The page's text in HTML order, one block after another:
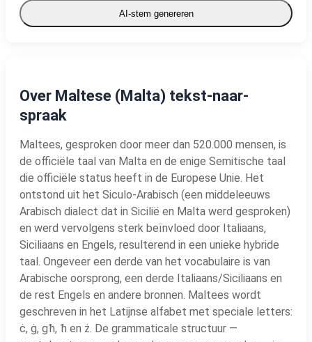
AI-stem genereren
Over Maltese (Malta) tekst-naar-
spraak
Maltees, gesproken door meer dan 520.000 mensen, is
de officiële taal van Malta en de enige Semitische taal
die officiële status heeft in de Europese Unie. Het
ontstond uit het Siculo-Arabisch (een middeleeuws
Arabisch dialect dat in Sicilië en Malta werd gesproken)
en werd vervolgens sterk beïnvloed door Italiaans,
Siciliaans en Engels, resulterend in een unieke hybride
taal. Ongeveer een derde van het vocabulaire is van
Arabische oorsprong, een derde Italiaans/Siciliaans en
de rest Engels en andere bronnen. Maltees wordt
geschreven in het Latijnse alfabet met speciale letters:
ċ, ġ, għ, ħ en ż. De grammaticale structuur —